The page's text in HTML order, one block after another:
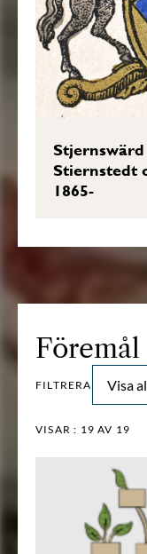
Stiernstedt
1865-
Föremål
FILTRERA Visa
VISAR : 19 AV 19